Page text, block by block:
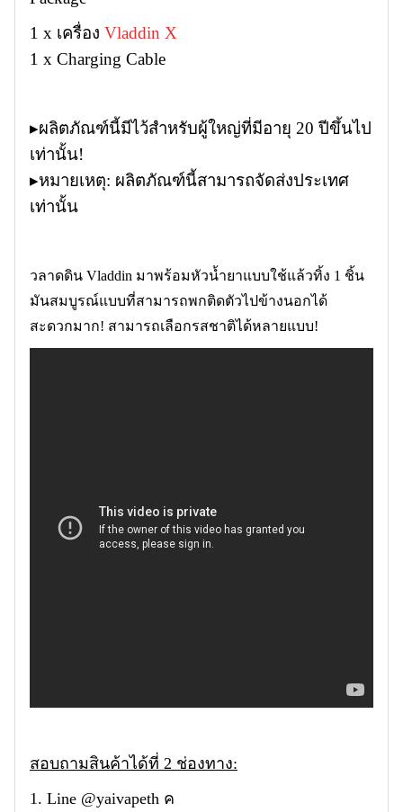
1 x เครื่อง Vladdin X
1 x Charging Cable
▸ผลิตภัณฑ์นี้มีไว้สำหรับผู้ใหญ่ที่มีอายุ 20 ปีขึ้นไป
เท่านั้น!
▸หมายเหตุ: ผลิตภัณฑ์นี้สามารถจัดส่งประเทศ
เท่านั้น
วลาดดิน Vladdin มาพร้อมหัวน้ำยาแบบใช้แล้วทิ้ง 1 ชิ้น
มันสมบูรณ์แบบที่สามารถพกติดตัวไปข้างนอกได้
สะดวกมาก! สามารถเลือกรสชาติได้หลายแบบ!
สอบถามสินค้าได้ที่ 2 ช่องทาง:
1. Line @yaivapeth ค